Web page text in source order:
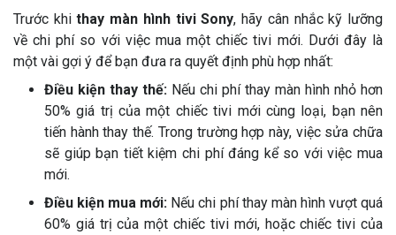
Trước khithay màn hình tivi Sony, hãy cân nhắc kỹ lưỡng
về chi phí so với việc mua một chiếc tivi mới. Dưới đây là
một vài gợi ý để bạn đưa ra quyết định phù hợp nhất:
Điều kiện thay thế: Nếu chi phí thay màn hình nhỏ hơn
50% giá trị của một chiếc tivi mới cùng loại, bạn nên
tiến hành thay thế. Trong trường hợp này, việc sửa chữa
sẽ giúp bạn tiết kiệm chi phí đáng kể so với việc mua
mới.
Điều kiện mua mới: Nếu chi phí thay màn hình vượt quá
60% giá trị của một chiếc tivi mới, hoặc chiếc tivi của